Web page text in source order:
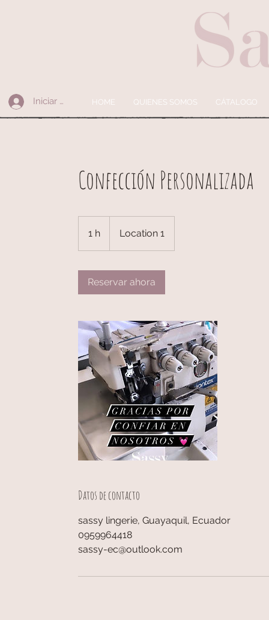
Iniciar sesión HOME QUIENES SOMOS CÁTALOGO
Confección Personalizada
1 h Location 1
Reservar ahora
Datos de contacto
sassy lingerie, Guayaquil, Ecuador
0959964418
sassy-ec@outlook.com